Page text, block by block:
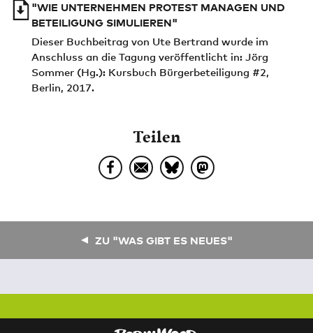
"WIE UNTERNEHMEN PROTEST MANAGEN UND
BETEILIGUNG SIMULIEREN"
Dieser Buchbeitrag von Ute Bertrand wurde im
Anschluss an die Tagung veröffentlicht in: Jörg
Sommer (Hg.): Kursbuch Bürgerbeteiligung #2,
Berlin, 2017.
Teilen
ZU "WAS GIBT ES NEUES"